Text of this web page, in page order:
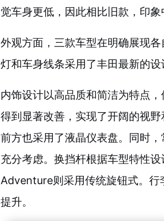
觉车身更低，因此相比旧款，印象
外观方面，三款车型在明确展现
灯和车身线条采用了丰田最新的设
内饰设计以高品质和简洁为特点
得到显著改善，实现了开阔的视
前方也采用了液晶仪表盘。同时
充分考虑。换挡杆根据车型特性
Adventure则采用传统旋钮式。
提升。